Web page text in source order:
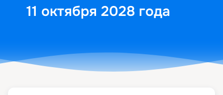
11 октября 2028 года